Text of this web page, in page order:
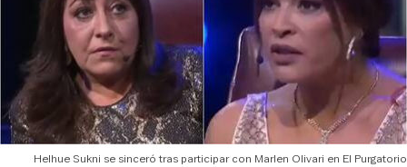
Helhue Sukni se sinceró tras participar con Marlen Olivari en El Purgatorio